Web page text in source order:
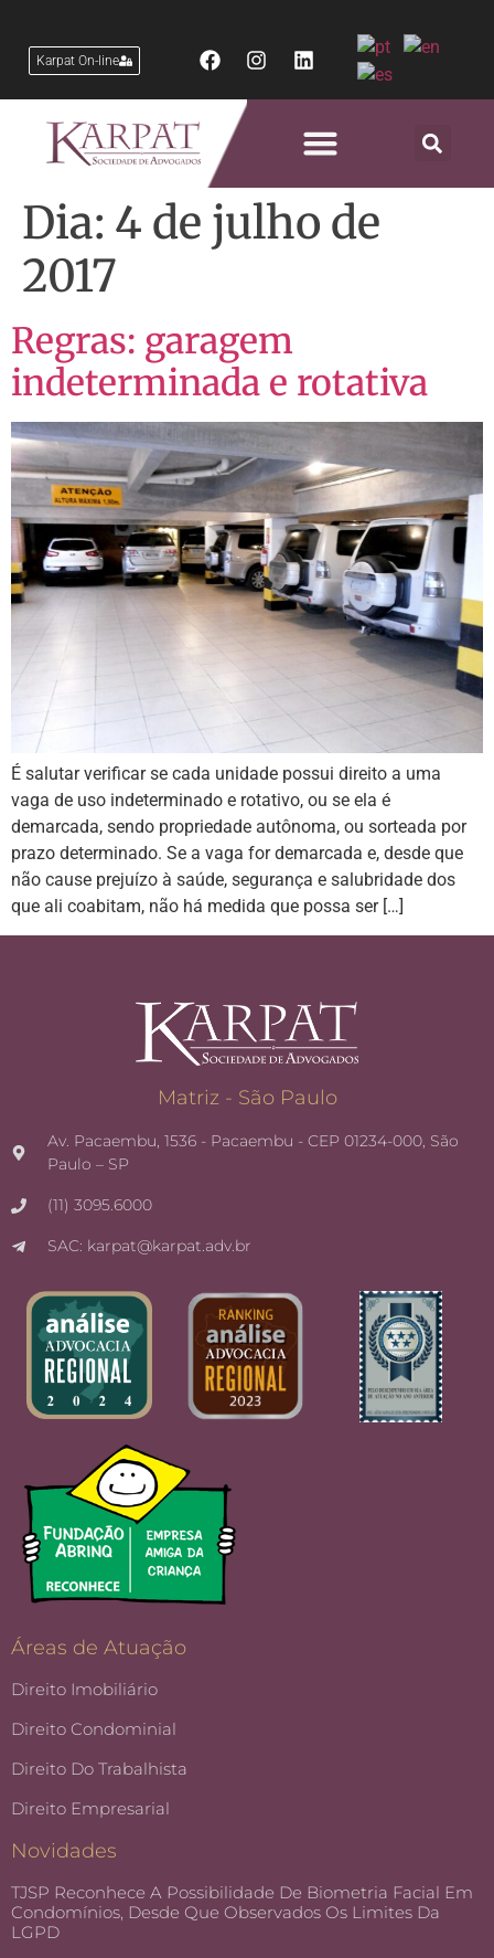
Karpat On-line
Dia: 4 de julho de
2017
Regras: garagem
indeterminada e rotativa
É salutar verificar se cada unidade possui direito a uma
vaga de uso indeterminado e rotativo, ou se ela é
demarcada, sendo propriedade autônoma, ou sorteada por
prazo determinado. Se a vaga for demarcada e, desde que
não cause prejuízo à saúde, segurança e salubridade dos
que ali coabitam, não há medida que possa ser […]
Matriz - São Paulo
Av. Pacaembu, 1536 - Pacaembu - CEP 01234-000, São
Paulo – SP
(11) 3095.6000
SAC: karpat@karpat.adv.br
Áreas de Atuação
Direito Imobiliário
Direito Condominial
Direito Do Trabalhista
Direito Empresarial
Novidades
TJSP Reconhece A Possibilidade De Biometria Facial Em
Condomínios, Desde Que Observados Os Limites Da
LGPD